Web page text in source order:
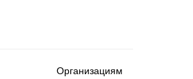
Организациям